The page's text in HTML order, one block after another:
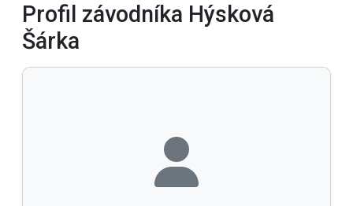
Profil závodníka Hýsková
Šárka